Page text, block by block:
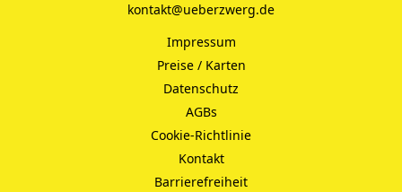
kontakt@ueberzwerg.de
Impressum
Preise / Karten
Datenschutz
AGBs
Cookie-Richtlinie
Kontakt
Barrierefreiheit